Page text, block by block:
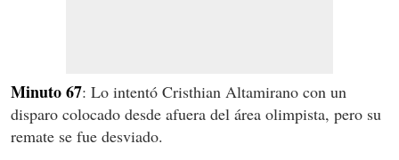
Minuto 67: Lo intentó Cristhian Altamirano con un
disparo colocado desde afuera del área olimpista, pero su
remate se fue desviado.